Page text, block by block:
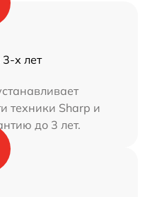
х лет
техники Sharp и
до 3 лет.